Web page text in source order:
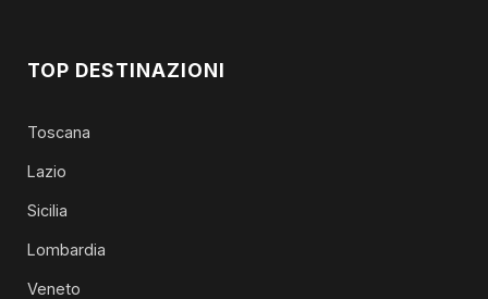
TOP DESTINAZIONI
Toscana
Lazio
Sicilia
Lombardia
Veneto